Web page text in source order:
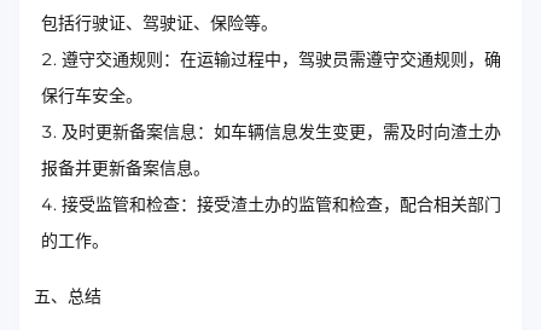
包括行驶证、驾驶证、保险等。
遵守交通规则：在运输过程中，驾驶员需遵守交通规则，确
保行车安全。
及时更新备案信息：如车辆信息发生变更，需及时向渣土办
报备并更新备案信息。
接受监管和检查：接受渣土办的监管和检查，配合相关部门
的工作。
五、总结